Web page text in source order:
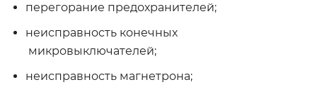
перегорание предохранителей;
неисправность конечных
микровыключателей;
неисправность магнетрона;